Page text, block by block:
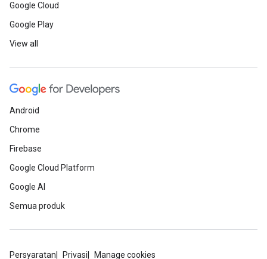
Google Cloud
Google Play
View all
Android
Chrome
Firebase
Google Cloud Platform
Google AI
Semua produk
Persyaratan Privasi Manage cookies